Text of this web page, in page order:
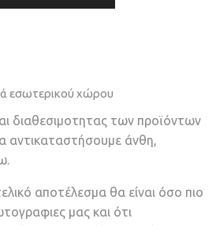
εσωτερικού χώρου
διαθεσιμοτητας των προϊόντων
αντικαταστήσουμε άνθη,
αποτέλεσμα θα είναι όσο πιο
μας και ότι